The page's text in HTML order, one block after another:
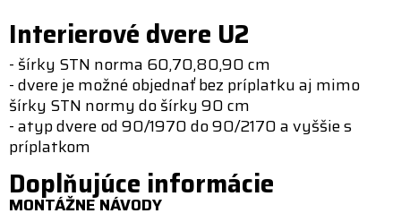
Interierové dvere U2
- šírky STN norma 60,70,80,90 cm
- dvere je možné objednať bez príplatku aj mimo
šírky STN normy do šírky 90 cm
- atyp dvere od 90/1970 do 90/2170 a vyššie s
príplatkom
Doplňujúce informácie
MONTÁŽNE NÁVODY